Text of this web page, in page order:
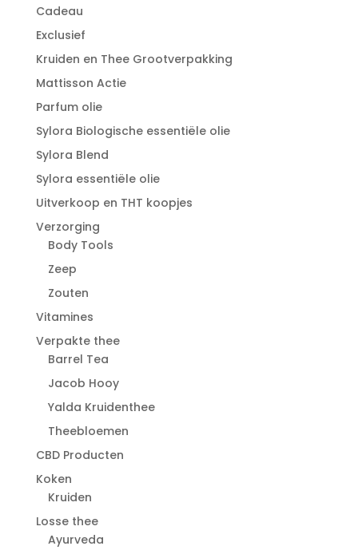
Cadeau
Exclusief
Kruiden en Thee Grootverpakking
Mattisson Actie
Parfum olie
Sylora Biologische essentiële olie
Sylora Blend
Sylora essentiële olie
Uitverkoop en THT koopjes
Verzorging
Body Tools
Zeep
Zouten
Vitamines
Verpakte thee
Barrel Tea
Jacob Hooy
Yalda Kruidenthee
Theebloemen
CBD Producten
Koken
Kruiden
Losse thee
Ayurveda